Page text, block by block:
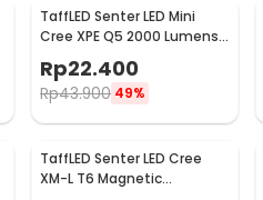
TaffLED Senter LED Mini
Cree XPE Q5 2000 Lumens
- Mini864
Rp22.400
Rp43.900 49%
TaffLED Senter LED Cree
XM-L T6 Magnetic